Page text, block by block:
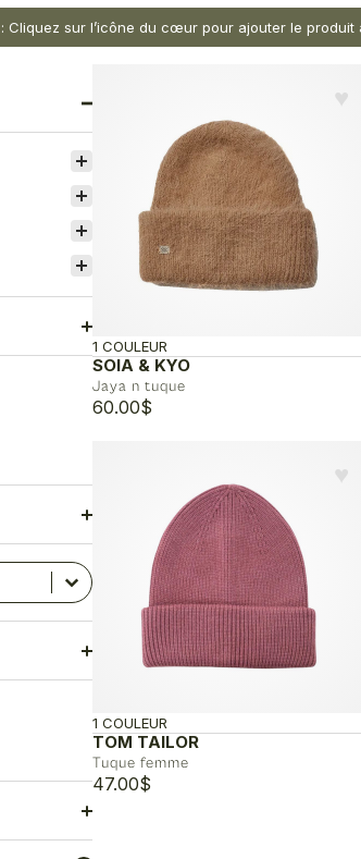
Cliquez sur l’icône du cœur pour ajouter le
♥︎
SOIA & KYO
Jaya n tuque
1 COULEUR
60.00$
♥︎
TOM TAILOR
Tuque femme
1 COULEUR
47.00$